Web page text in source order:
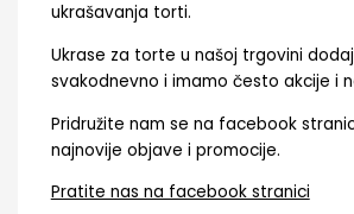
ukrašavanja torti.
Ukrase za torte u našoj trgovini
svakodnevno i imamo često akcije i
Pridružite nam se na facebook
najnovije objave i promocije.
Pratite nas na facebook stranici